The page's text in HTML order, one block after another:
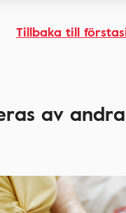
Tillbaka till
av